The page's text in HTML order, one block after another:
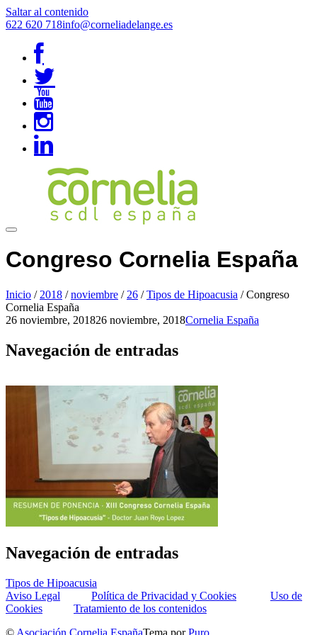
Saltar al contenido
622 620 718info@corneliadelange.es
Congreso Cornelia España
Inicio / 2018 / noviembre / 26 / Tipos de Hipoacusia / Congreso
Cornelia España
26 noviembre, 201826 noviembre, 2018Cornelia España
Navegación de entradas
Navegación de entradas
Tipos de Hipoacusia
Aviso Legal
Política de Privacidad y Cookies
Uso de
Cookies
Tratamiento de los contenidos
© Asociación Cornelia EspañaTema porPuro